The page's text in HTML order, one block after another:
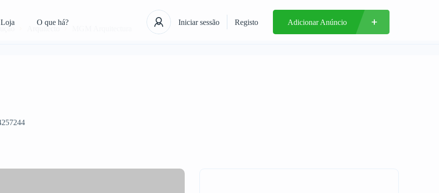
Loja O que há? Iniciar sessão Registo Adicionar Anúncio
Arquitecto